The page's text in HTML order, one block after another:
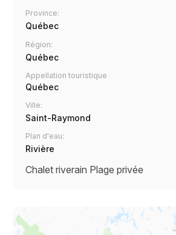
Province:
Québec
Région:
Québec
Appellation touristique
Québec
Ville:
Saint-Raymond
Plan d'eau:
Rivière
Chalet riverain Plage privée